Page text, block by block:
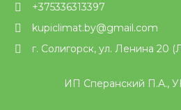
+375336313397
kupiclimat.by@gmail.com
г. Солигорск, ул. Ленина 20
ИП Сперанский П.А.,